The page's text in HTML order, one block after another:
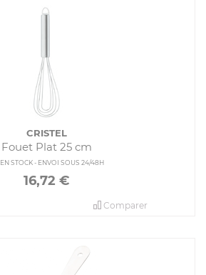
CRISTEL
Fouet Plat 25 cm
EN STOCK - ENVOI SOUS 24/48H
16,72 €
Comparer